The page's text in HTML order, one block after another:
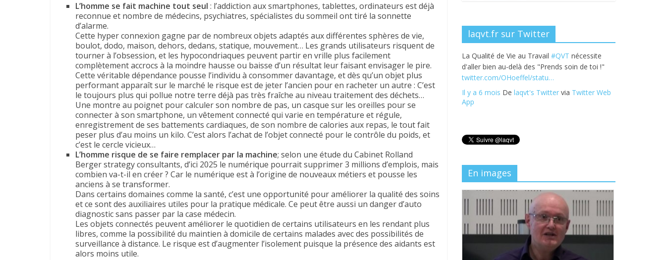
L’homme se fait machine tout seul : l’addiction aux smartphones, tablettes, ordinateurs est déjà
reconnue et nombre de médecins, psychiatres, spécialistes du sommeil ont tiré la sonnette
d’alarme.
Cette hyper connexion gagne par de nombreux objets adaptés aux différentes sphères de vie,
boulot, dodo, maison, dehors, dedans, statique, mouvement… Les grands utilisateurs risquent de
tourner à l’obsession, et les hypocondriaques peuvent partir en vrille plus facilement
complètement accrocs à la moindre hausse ou baisse d’un résultat leur faisant envisager le pire.
Cette véritable dépendance pousse l’individu à consommer davantage, et dès qu’un objet plus
performant apparaît sur le marché le risque est de jeter l’ancien pour en racheter un autre : C’est
le toujours plus qui pollue notre terre déjà pas très fraîche au niveau traitement des déchets…
Une montre au poignet pour calculer son nombre de pas, un casque sur les oreilles pour se
connecter à son smartphone, un vêtement connecté qui varie en température et régule,
enregistrement de ses battements cardiaques, de son nombre de calories aux repas, le tout fait
peser plus d’au moins un kilo. C’est alors l’achat de l’objet connecté pour le contrôle du poids, et
c’est le cercle vicieux…
L’homme risque de se faire remplacer par la machine; selon une étude du Cabinet Rolland
Berger strategy consultants, d’ici 2025 le numérique pourrait supprimer 3 millions d’emplois, mais
combien va-t-il en créer ? Car le numérique est à l’origine de nouveaux métiers et pousse les
anciens à se transformer.
Dans certains domaines comme la santé, c’est une opportunité pour améliorer la qualité des soins
et ce sont des auxiliaires utiles pour la pratique médicale. Ce peut être aussi un danger d’auto
diagnostic sans passer par la case médecin.
Les objets connectés peuvent améliorer le quotidien de certains utilisateurs en les rendant plus
libres, comme la possibilité du maintien à domicile de certains malades avec des possibilités de
surveillance à distance. Le risque est d’augmenter l’isolement puisque la présence des aidants est
alors moins utile.
laqvt.fr sur Twitter
La Qualité de Vie au Travail #QVT nécessite
d'aller bien au-delà des "Prends soin de toi !"
twitter.com/OHoeffel/statu…
Il y a 6 mois De laqvt's Twitter via Twitter Web
App
En images